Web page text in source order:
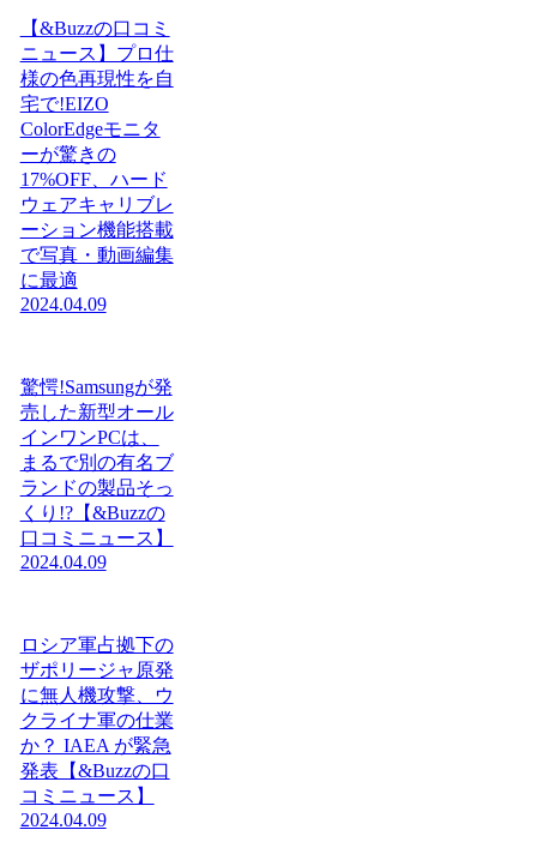
【&Buzzの口コミ
ニュース】プロ仕
様の色再現性を自
宅で!EIZO
ColorEdgeモニタ
ーが驚きの
17%OFF、ハード
ウェアキャリブレ
ーション機能搭載
で写真・動画編集
に最適
2024.04.09
驚愕!Samsungが発
売した新型オール
インワンPCは、
まるで別の有名ブ
ランドの製品そっ
くり!?【&Buzzの
口コミニュース】
2024.04.09
ロシア軍占拠下の
ザポリージャ原発
に無人機攻撃、ウ
クライナ軍の仕業
か？ IAEA が緊急
発表【&Buzzの口
コミニュース】
2024.04.09